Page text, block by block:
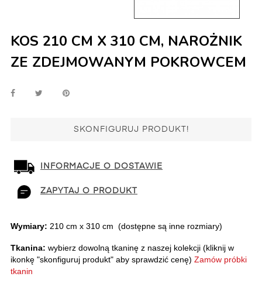
KOS 210 CM X 310 CM, NAROŻNIK
ZE ZDEJMOWANYM POKROWCEM
SKONFIGURUJ PRODUKT!
INFORMACJE O DOSTAWIE
ZAPYTAJ O PRODUKT
Wymiary: 210 cm x 310 cm  (dostępne są inne rozmiary)
Tkanina: wybierz dowolną tkaninę z naszej kolekcji (kliknij w
ikonkę "skonfiguruj produkt" aby sprawdzić cenę) Zamów próbki
tkanin